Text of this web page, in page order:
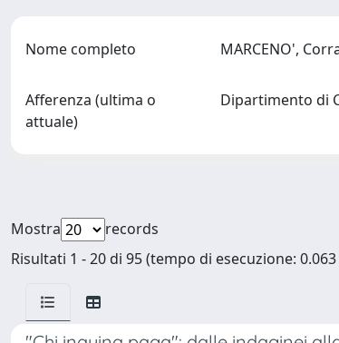
Nome completo MARCENO',
Afferenza (ultima o
attuale)
Dipartimento di
Mostra
records
Risultati 1 - 20 di 95 (tempo di esecuzione: